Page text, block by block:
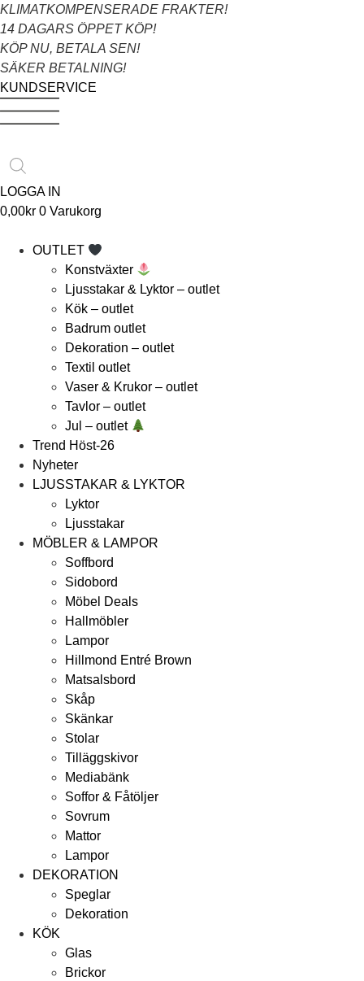
Hoppa
till
innehåll
KLIMATKOMPENSERADE FRAKTER!
14 DAGARS ÖPPET KÖP!
KÖP NU, BETALA SEN!
SÄKER BETALNING!
KUNDSERVICE
Products
search
LOGGA IN
0,00kr 0 Varukorg
OUTLET
Konstväxter
Ljusstakar & Lyktor – outlet
Kök – outlet
Badrum outlet
Dekoration – outlet
Textil outlet
Vaser & Krukor – outlet
Tavlor – outlet
Jul – outlet
Trend Höst-26
Nyheter
LJUSSTAKAR & LYKTOR
Lyktor
Ljusstakar
MÖBLER & LAMPOR
Soffbord
Sidobord
Möbel Deals
Hallmöbler
Lampor
Hillmond Entré Brown
Matsalsbord
Skåp
Skänkar
Stolar
Tilläggskivor
Mediabänk
Soffor & Fåtöljer
Sovrum
Mattor
Lampor
DEKORATION
Speglar
Dekoration
KÖK
Glas
Brickor